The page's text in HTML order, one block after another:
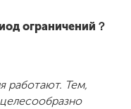
ограничений？
работают. Тем,